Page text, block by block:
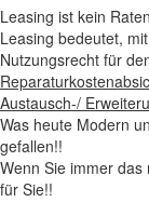
Leasing ist kein
Leasing bedeutet,
Nutzungsrecht für
Austausch-/
Was heute Modern
gefallen!!
Wenn Sie immer
für Sie!!